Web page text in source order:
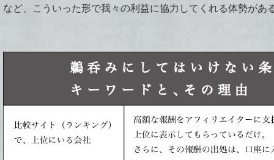
など、こういった形で我々の利益に協力してくれる体勢があ